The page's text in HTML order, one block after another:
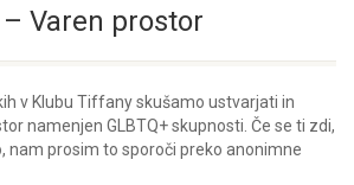
Varen prostor
v Klubu Tiffany skušamo ustvarjati in
namenjen GLBTQ+ skupnosti. Če se ti zdi,
nam prosim to sporoči preko anonimne